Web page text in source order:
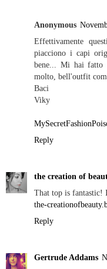
Anonymous
Effettivamente
piacciono i capi
bene... Mi hai fatto
molto, bell'outfit
Baci
Viky
Reply
the creation of
That top is fantastic!
the-
Reply
Gertrude Addams